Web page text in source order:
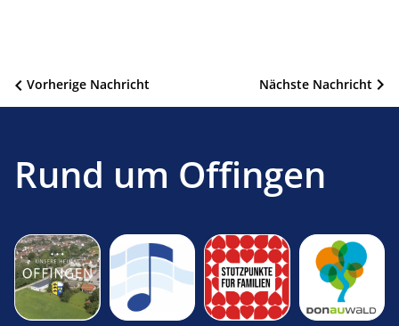
Beitragsnavigation Nächste Nachricht
Vorherige Nachricht
Rund um Offingen